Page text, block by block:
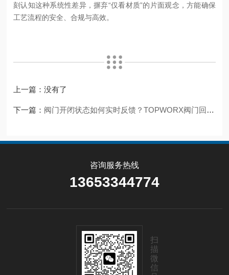
刻认知这种系统性差异，摒弃“仅看材质”的片面观念，方能确保
工艺流程的安全、合规与高效。
上一篇：没有了
下一篇： 阀门开闭状态如何实时反馈？TOPWORX阀门回讯器技术原理详解
咨询服务热线
13653344774
扫
描
微
信